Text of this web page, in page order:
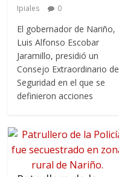
Ipiales 0
El gobernador de Nariño,
Luis Alfonso Escobar
Jaramillo, presidió un
Consejo Extraordinario de
Seguridad en el que se
definieron acciones